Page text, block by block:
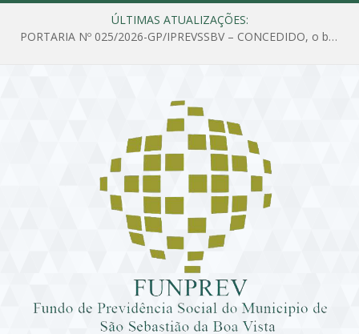
ÚLTIMAS ATUALIZAÇÕES:
PORTARIA Nº 025/2026-GP/IPREVSSBV – CONCEDIDO, o benefício de PENSÃO a MARIA ESTELA DOS SANTOS SOUZA